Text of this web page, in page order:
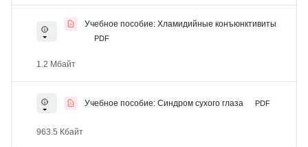
Учебное пособие: Хламидийные конъюнктивиты
PDF
1.2 Мбайт
Учебное пособие: Синдром сухого глаза PDF
963.5 Кбайт